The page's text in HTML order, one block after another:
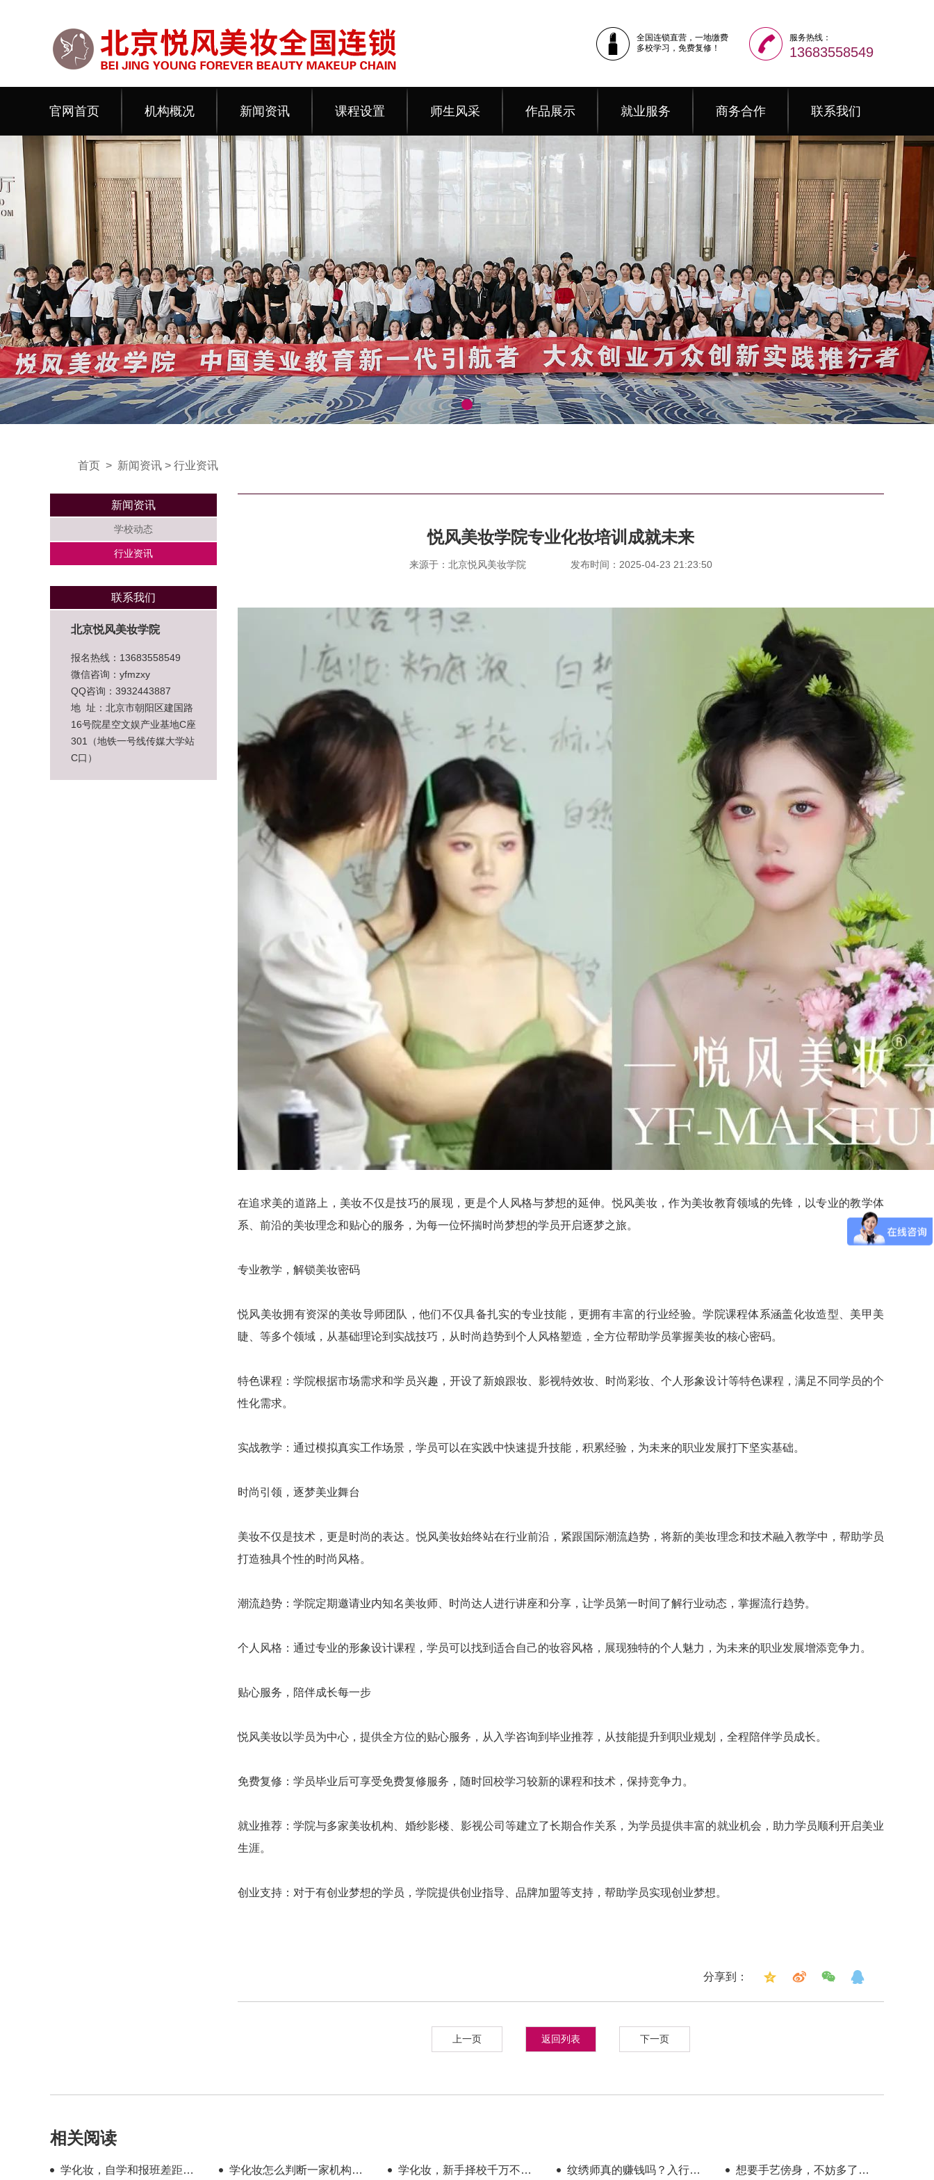
全国连锁直营，一地缴费
多校学习，免费复修！
服务热线：
13683558549
官网首页 机构概况 新闻资讯 课程设置 师生风采 作品展示 就业服务 商务合作 联系我们
首页 > 新闻资讯 > 行业资讯
新闻资讯
学校动态
行业资讯
联系我们
北京悦风美妆学院
报名热线：13683558549
微信咨询：yfmzxy
QQ咨询：3932443887
地 址：北京市朝阳区建国路
16号院星空文娱产业基地C座
301（地铁一号线传媒大学站
C口）
悦风美妆学院专业化妆培训成就未来
来源于：北京悦风美妆学院 发布时间：2025-04-23 21:23:50
在追求美的道路上，美妆不仅是技巧的展现，更是个人风格与梦想的延伸。悦风美妆，作为美妆教育领域的先锋，以专业的教学体
系、前沿的美妆理念和贴心的服务，为每一位怀揣时尚梦想的学员开启逐梦之旅。
专业教学，解锁美妆密码
悦风美妆拥有资深的美妆导师团队，他们不仅具备扎实的专业技能，更拥有丰富的行业经验。学院课程体系涵盖化妆造型、美甲美
睫、等多个领域，从基础理论到实战技巧，从时尚趋势到个人风格塑造，全方位帮助学员掌握美妆的核心密码。
特色课程：学院根据市场需求和学员兴趣，开设了新娘跟妆、影视特效妆、时尚彩妆、个人形象设计等特色课程，满足不同学员的个
性化需求。
实战教学：通过模拟真实工作场景，学员可以在实践中快速提升技能，积累经验，为未来的职业发展打下坚实基础。
时尚引领，逐梦美业舞台
美妆不仅是技术，更是时尚的表达。悦风美妆始终站在行业前沿，紧跟国际潮流趋势，将新的美妆理念和技术融入教学中，帮助学员
打造独具个性的时尚风格。
潮流趋势：学院定期邀请业内知名美妆师、时尚达人进行讲座和分享，让学员第一时间了解行业动态，掌握流行趋势。
个人风格：通过专业的形象设计课程，学员可以找到适合自己的妆容风格，展现独特的个人魅力，为未来的职业发展增添竞争力。
贴心服务，陪伴成长每一步
悦风美妆以学员为中心，提供全方位的贴心服务，从入学咨询到毕业推荐，从技能提升到职业规划，全程陪伴学员成长。
免费复修：学员毕业后可享受免费复修服务，随时回校学习较新的课程和技术，保持竞争力。
就业推荐：学院与多家美妆机构、婚纱影楼、影视公司等建立了长期合作关系，为学员提供丰富的就业机会，助力学员顺利开启美业
生涯。
创业支持：对于有创业梦想的学员，学院提供创业指导、品牌加盟等支持，帮助学员实现创业梦想。
分享到：
相关阅读
学化妆，自学和报班差距到 学化妆怎么判断一家机构教 学化妆，新手择校千万不要 纹绣师真的赚钱吗？入行半 想要手艺傍身，不妨多了解
上一页 返回列表 下一页